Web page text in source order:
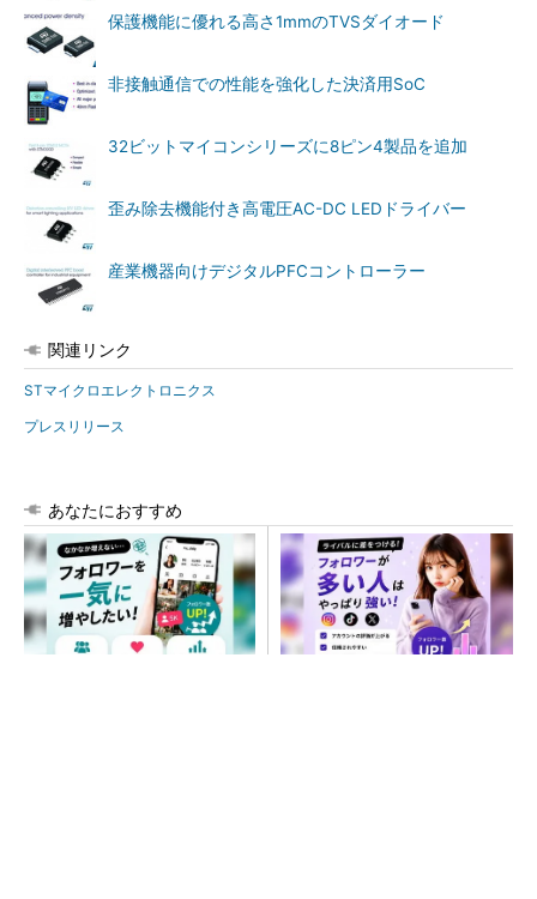
保護機能に優れる高さ1mmのTVSダイオード
非接触通信での性能を強化した決済用SoC
32ビットマイコンシリーズに8ピン4製品を追加
歪み除去機能付き高電圧AC-DC LEDドライバー
産業機器向けデジタルPFCコントローラー
関連リンク
STマイクロエレクトロニクス
プレスリリース
あなたにおすすめ